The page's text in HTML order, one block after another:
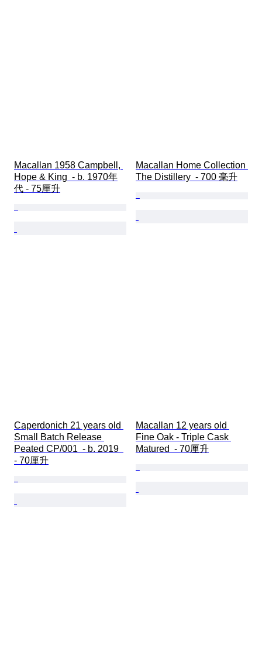
Macallan 1958 Campbell,
Hope & King  - b. 1970年
代 - 75厘升
Macallan Home Collection
The Distillery  - 700 毫升
Caperdonich 21 years old
Small Batch Release
Peated CP/001  - b. 2019
- 70厘升
Macallan 12 years old
Fine Oak - Triple Cask
Matured  - 70厘升